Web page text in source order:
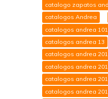
catalogo zapatos
catalogos Andrea
catalogos andrea
catalogos andrea 13
catalogos andrea
catalogos andrea
catalogos andrea
catalogos andrea